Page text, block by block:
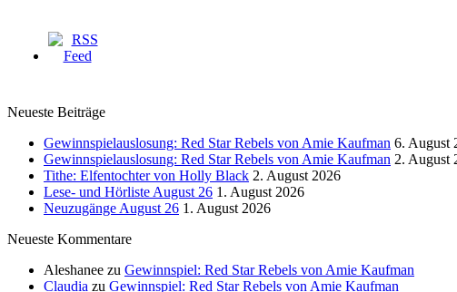
Neueste Beiträge
Gewinnspielauslosung: Red Star Rebels von Amie Kaufman 6. August
Gewinnspielauslosung: Red Star Rebels von Amie Kaufman 2. August
Tithe: Elfentochter von Holly Black 2. August 2026
Lese- und Hörliste August 26 1. August 2026
Neuzugänge August 26 1. August 2026
Neueste Kommentare
Aleshanee zu Gewinnspiel: Red Star Rebels von Amie Kaufman
Claudia zu Gewinnspiel: Red Star Rebels von Amie Kaufman